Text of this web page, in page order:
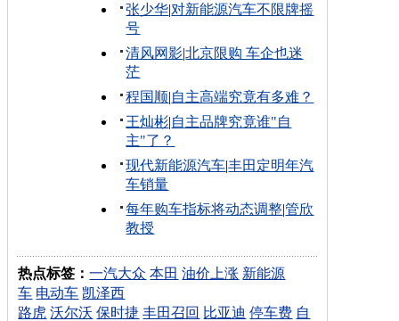
张少华|对新能源汽车不限牌摇
号
清风网影|北京限购 车企也迷
茫
程国顺|自主高端究竟有多难？
王灿彬|自主品牌究竟谁"自
主"了？
现代新能源汽车|丰田定明年汽
车销量
每年购车指标将动态调整|管欣
教授
热点标签：一汽大众 本田 油价上涨 新能源
车 电动车 凯泽西
路虎 沃尔沃 保时捷 丰田召回 比亚迪 停车费 自